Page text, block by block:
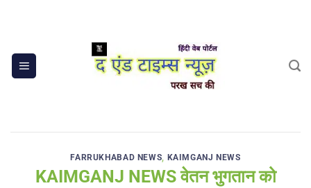
FARRUKHABAD NEWS, KAIMGANJ NEWS
KAIMGANJ NEWS वेतन भुगतान को